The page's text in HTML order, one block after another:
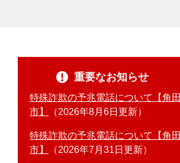
重要なお知らせ
特殊詐欺の予兆電話について【角田
市】
2026年8月6日更新
特殊詐欺の予兆電話について【角田
市】
2026年7月31日更新